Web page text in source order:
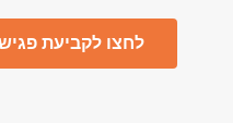
לחצו לקביעת